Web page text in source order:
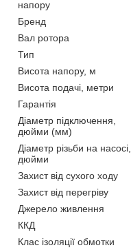
напору
Бренд
Вал ротора
Тип
Висота напору, м
Висота подачі, метри
Гарантія
Діаметр підключення,
дюйми (мм)
Діаметр різьби на насосі,
дюйми
Захист від сухого ходу
Захист від перегріву
Джерело живлення
ККД
Клас ізоляції обмотки